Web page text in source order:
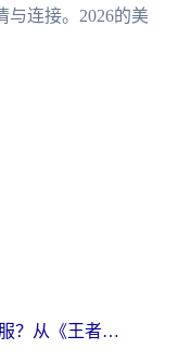
与连接。2026的美
人在海外，如何顺畅玩国服？从《王者荣耀》到《云图计划》的加速器终极指南